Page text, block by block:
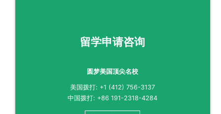
留学申请咨询
圆梦美国顶尖名校
美国拨打: +1 (412) 756-3137
中国拨打: +86 191-2318-4284